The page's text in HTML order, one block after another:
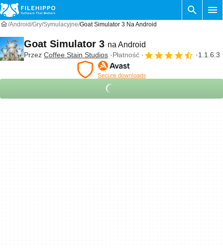
Android Gry Symulacyjne Goat Simulator 3 Na Android
Goat Simulator 3 na Android
Przez Coffee Stain Studios Płatność 1.1.6.3